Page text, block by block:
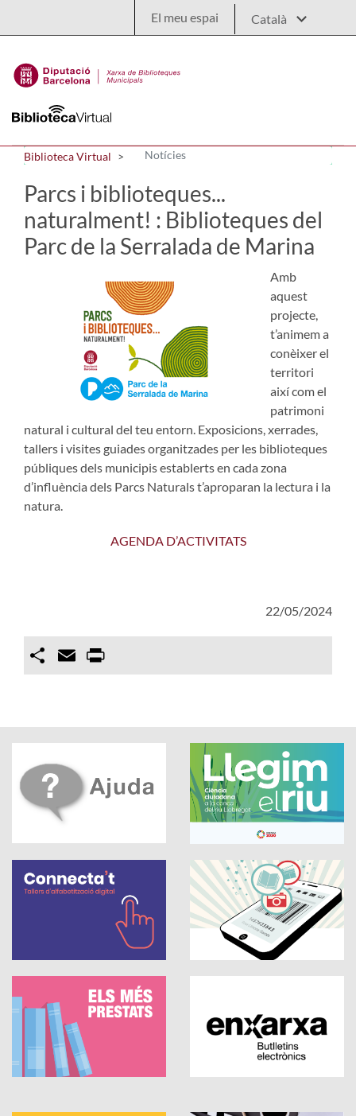
El meu espai
Biblioteca Virtual Notícies
Parcs i biblioteques...
naturalment! : Biblioteques del
Parc de la Serralada de Marina
Amb
aquest
projecte,
t’animem a
conèixer el
territori
així com el
patrimoni
natural i cultural del teu entorn. Exposicions, xerrades,
tallers i visites guiades organitzades per les biblioteques
públiques dels municipis establerts en cada zona
d’influència dels Parcs Naturals t’aproparan la lectura i la
natura.
AGENDA D’ACTIVITATS
22/05/2024
Compartir
Email